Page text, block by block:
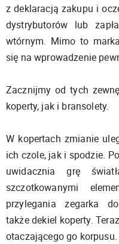
z deklaracją zakupu i
dystrybutorów lub
wtórnym. Mimo to
się na wprowadzenie
Zacznijmy od tych
koperty, jak i bransolety.
W kopertach zmianie
ich czole, jak i spodzie.
uwidacznia grę
szczotkowanymi
przylegania zegarka
także dekiel koperty.
otaczającego go korpusu.